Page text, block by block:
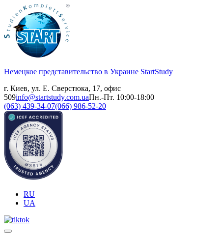
Немецкое представительство в Украине StartStudy
г. Киев, ул. Е. Сверстюка, 17, офис
509info@startstudy.com.uaПн.-Пт. 10:00-18:00
(063) 439-34-07(066) 986-52-20
RU
UA